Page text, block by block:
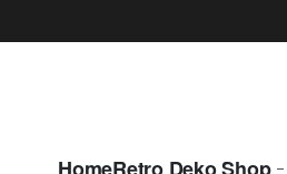
HomeRetro Deko Shop